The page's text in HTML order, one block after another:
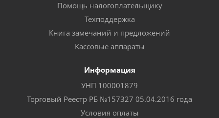
Помощь налогоплательщику
Техподдержка
Книга замечаний и предложений
Кассовые аппараты
Информация
УНП 100001879
Торговый Реестр РБ №157327 05.04.2016 года
Условия оплаты